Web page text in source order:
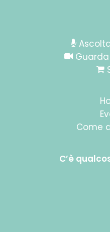
Guarda
Come
C’è